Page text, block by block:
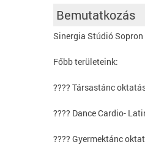
Bemutatkozás
Sinergia Stúdió
Főbb területeink:
???? Társastánc
???? Dance Cardio-
???? Gyermektánc